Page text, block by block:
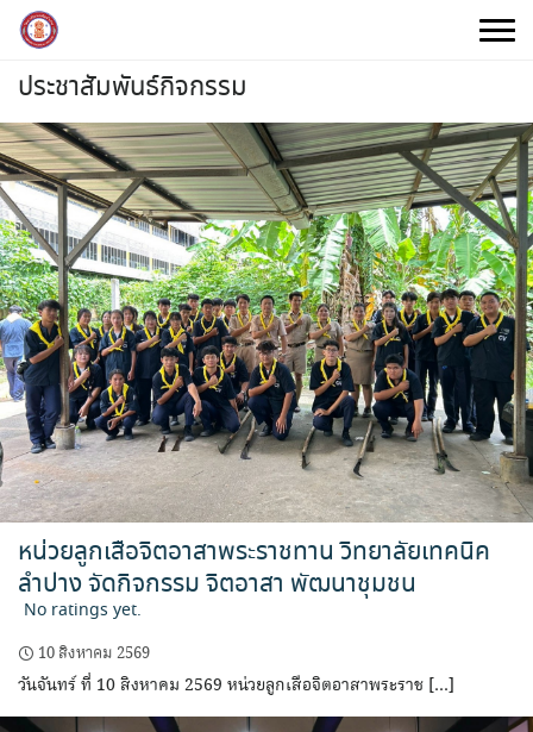
Skip
content
ประชาสัมพันธ์กิจกรรม
หน่วยลูกเสือจิตอาสาพระราชทาน วิทยาลัยเทคนิค
ลำปาง จัดกิจกรรม จิตอาสา พัฒนาชุมชน
No ratings yet.
10 สิงหาคม 2569
วันจันทร์ ที่ 10 สิงหาคม 2569 หน่วยลูกเสือจิตอาสาพระราช […]